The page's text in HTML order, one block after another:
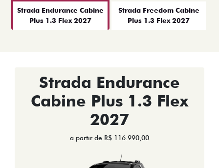
Strada Endurance Cabine
Plus 1.3 Flex 2027
Strada Freedom Cabine
Plus 1.3 Flex 2027
Anterior
Strada Endurance
Cabine Plus 1.3 Flex
2027
a partir de R$ 116.990,00